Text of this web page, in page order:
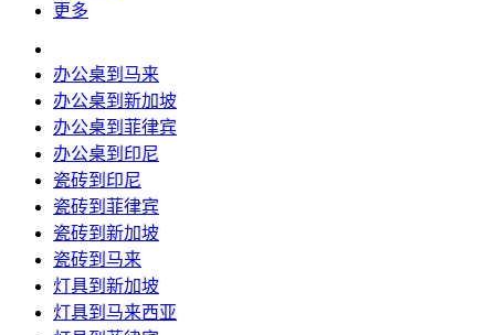
更多
办公桌到马来
办公桌到新加坡
办公桌到菲律宾
办公桌到印尼
瓷砖到印尼
瓷砖到菲律宾
瓷砖到新加坡
瓷砖到马来
灯具到新加坡
灯具到马来西亚